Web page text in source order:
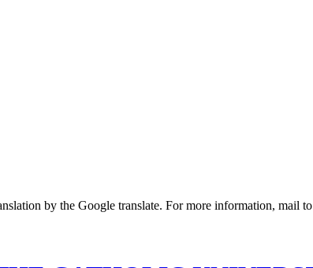
by the Google translate. For more information, mail to